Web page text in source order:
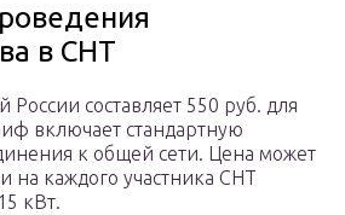
в СНТ
России составляет 550 руб. для
включает стандартную
к общей сети. Цена может
на каждого участника СНТ
кВт.